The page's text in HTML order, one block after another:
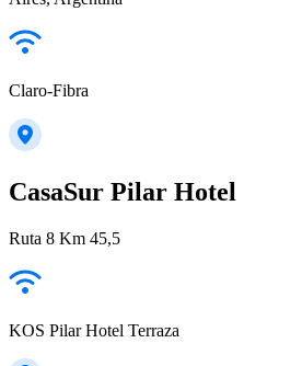
Claro-Fibra
CasaSur Pilar Hotel
Ruta 8 Km 45,5
KOS Pilar Hotel Terraza